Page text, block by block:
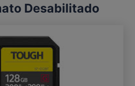
Desabilitado